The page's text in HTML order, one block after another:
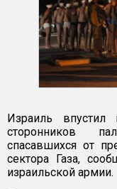
Израиль
сторонников
спасавшихся от
сектора Газа,
израильской армии.